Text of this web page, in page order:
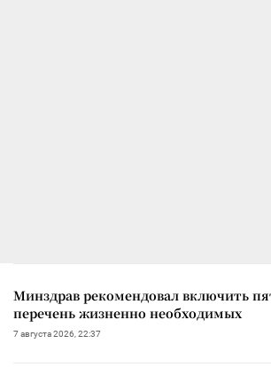
Минздрав рекомендовал включить
перечень жизненно необходимых
7 августа 2026, 22:37